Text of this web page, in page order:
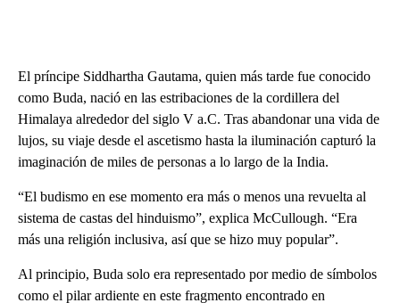
El príncipe Siddhartha Gautama, quien más tarde fue conocido
como Buda, nació en las estribaciones de la cordillera del
Himalaya alrededor del siglo V a.C. Tras abandonar una vida de
lujos, su viaje desde el ascetismo hasta la iluminación capturó la
imaginación de miles de personas a lo largo de la India.
“El budismo en ese momento era más o menos una revuelta al
sistema de castas del hinduismo”, explica McCullough. “Era
más una religión inclusiva, así que se hizo muy popular”.
Al principio, Buda solo era representado por medio de símbolos
como el pilar ardiente en este fragmento encontrado en